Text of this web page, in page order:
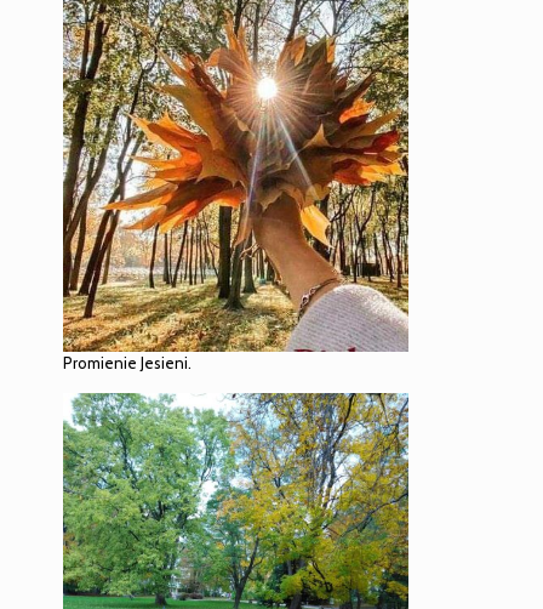
Promienie Jesieni.